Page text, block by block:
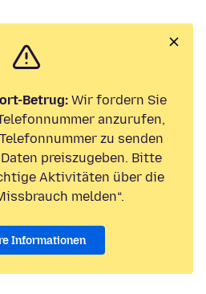
Betrug: Wir fordern Sie
anzurufen,
zu senden
preiszugeben. Bitte
Aktivitäten über die
melden“.
Informationen